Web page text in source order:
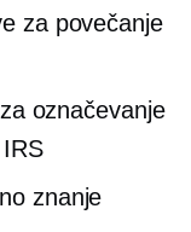
za povečanje
označevanje
znanje